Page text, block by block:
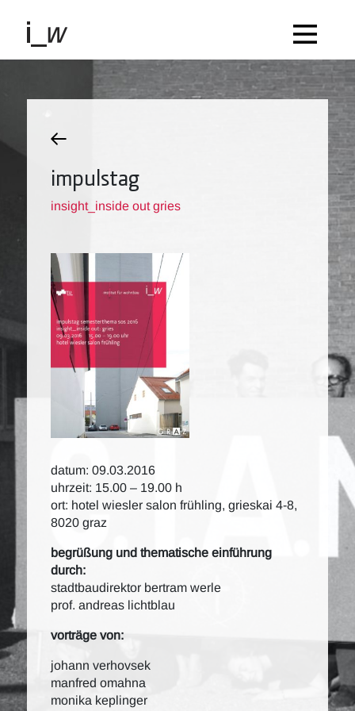
impulstag
insight_inside out gries
datum: 09.03.2016
uhrzeit: 15.00 – 19.00 h
ort: hotel wiesler salon frühling, grieskai 4-8,
8020 graz
begrüßung und thematische einführung
durch:
stadtbaudirektor bertram werle
prof. andreas lichtblau
vorträge von:
johann verhovsek
manfred omahna
monika keplinger